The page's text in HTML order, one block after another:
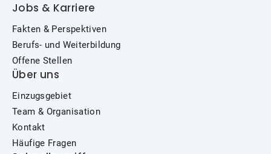
Jobs & Karriere
Fakten & Perspektiven
Berufs- und Weiterbildung
Offene Stellen
Über uns
Einzugsgebiet
Team & Organisation
Kontakt
Häufige Fragen